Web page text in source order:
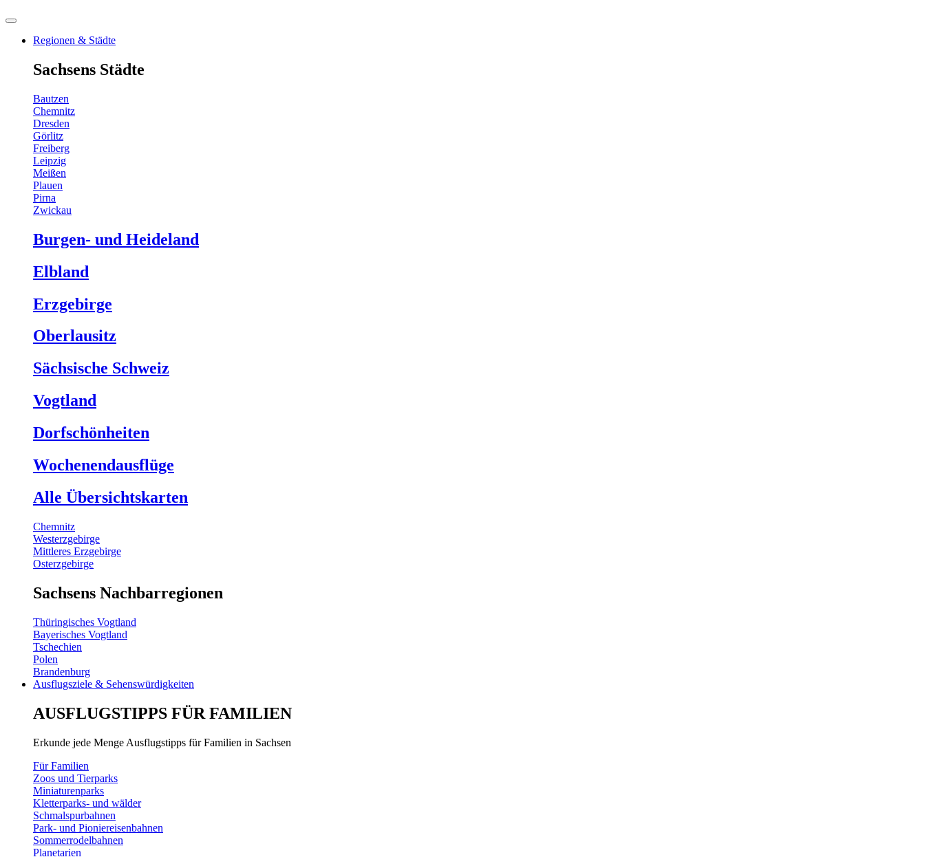
Regionen & Städte
Sachsens Städte
Bautzen
Chemnitz
Dresden
Görlitz
Freiberg
Leipzig
Meißen
Plauen
Pirna
Zwickau
Burgen- und Heideland
Elbland
Erzgebirge
Oberlausitz
Sächsische Schweiz
Vogtland
Dorfschönheiten
Wochenendausflüge
Alle Übersichtskarten
Chemnitz
Westerzgebirge
Mittleres Erzgebirge
Osterzgebirge
Sachsens Nachbarregionen
Thüringisches Vogtland
Bayerisches Vogtland
Tschechien
Polen
Brandenburg
Ausflugsziele & Sehenswürdigkeiten
AUSFLUGSTIPPS FÜR FAMILIEN
Erkunde jede Menge Ausflugstipps für Familien in Sachsen
Für Familien
Zoos und Tierparks
Miniaturenparks
Kletterparks- und wälder
Schmalspurbahnen
Park- und Pioniereisenbahnen
Sommerrodelbahnen
Planetarien